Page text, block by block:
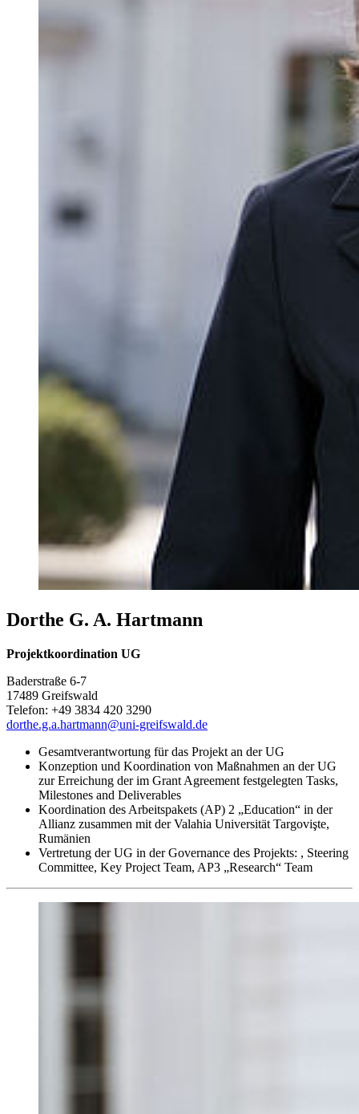
Dorthe G. A. Hartmann
Projektkoordination UG
Baderstraße 6-7
17489 Greifswald
Telefon: +49 3834 420 3290
dorthe.g.a.hartmann@uni-greifswald.de
Gesamtverantwortung für das Projekt an der UG
Konzeption und Koordination von Maßnahmen an der UG
zur Erreichung der im Grant Agreement festgelegten Tasks,
Milestones and Deliverables
Koordination des Arbeitspakets (AP) 2 „Education“ in der
Allianz zusammen mit der Valahia Universität Targovişte,
Rumänien
Vertretung der UG in der Governance des Projekts: , Steering
Committee, Key Project Team, AP3 „Research“ Team